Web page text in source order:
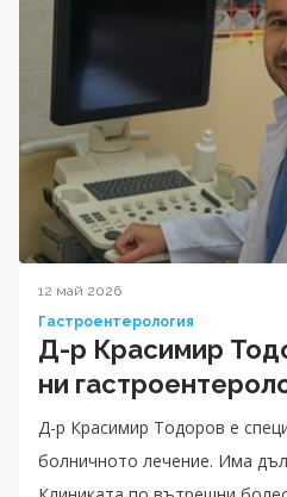
12 май 2026
Гастроентерология
Д-р Красимир
ни
Д-р Красимир Тодоров е
болничното лечение. Има